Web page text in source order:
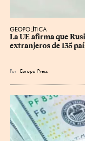
GEOPOLÍTICA
La UE afirma que
extranjeros de 135
Por Europa Press